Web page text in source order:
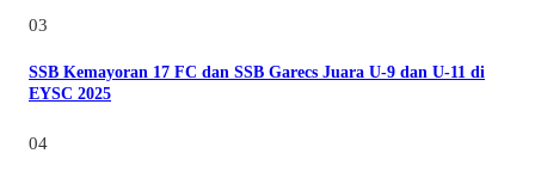
03
SSB Kemayoran 17 FC dan SSB Garecs Juara U-9 dan U-11 di
EYSC 2025
04